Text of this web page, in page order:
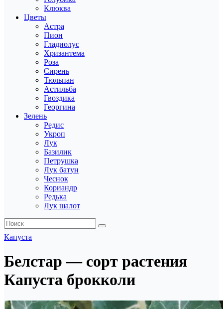
Клюква
Цветы
Астра
Пион
Гладиолус
Хризантема
Роза
Сирень
Тюльпан
Астильба
Гвоздика
Георгина
Зелень
Редис
Укроп
Лук
Базилик
Петрушка
Лук батун
Чеснок
Кориандр
Редька
Лук шалот
Капуста
Белстар — сорт растения
Капуста брокколи